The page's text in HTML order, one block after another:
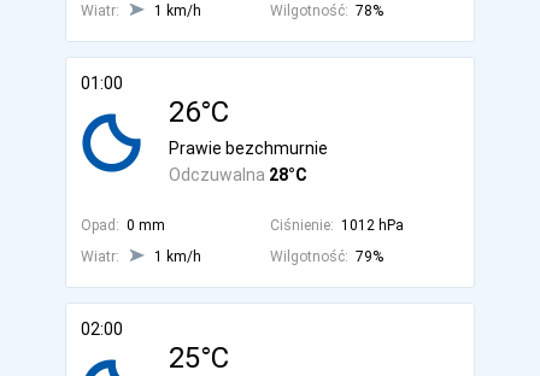
Wiatr:
1 km/h Wilgotność: 78%
01:00
26°C
Odczuwalna 28°C
Prawie bezchmurnie
Opad: 0 mm Ciśnienie: 1012 hPa
Wiatr:
1 km/h Wilgotność: 79%
02:00
25°C